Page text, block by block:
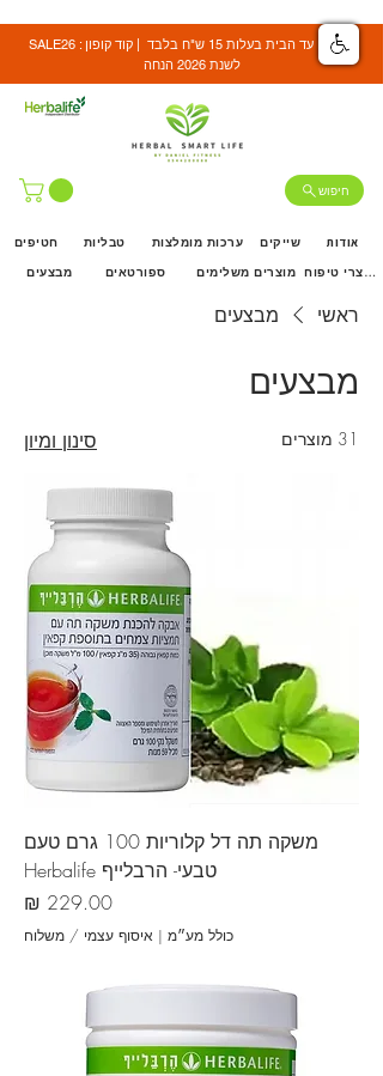
SALE26 : משלוח עד הבית בעלות 15 ש"ח בלבד | קוד קופון
לשנת 2026 הנחה
חיפוש
מבצעים מוצרים משלימים
טבליות
ספורטאים
מוצרי טיפוח
חטיפים ערכות מומלצות שייקים אודות
ראשי מבצעים
מבצעים
31 מוצרים סינון ומיון
משקה תה דל קלוריות 100 גרם טעם
טבעי- הרבלייף Herbalife
מחיר
כולל מע״מ | איסוף עצמי / משלוח